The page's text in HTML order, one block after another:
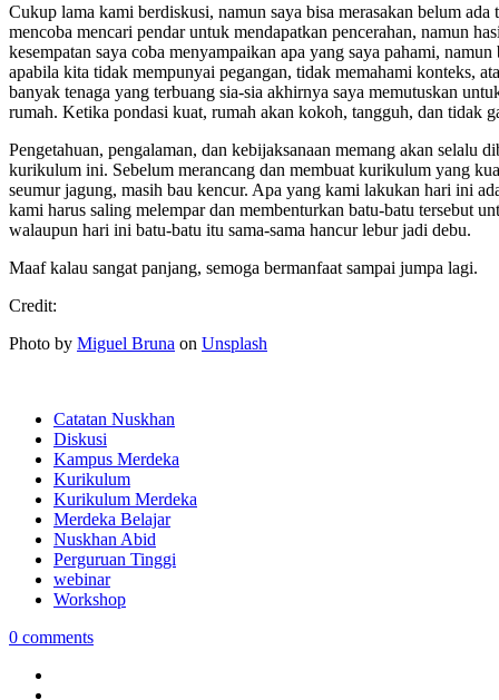
Cukup lama kami berdiskusi, namun saya bisa merasakan belum
mencoba mencari pendar untuk mendapatkan pencerahan, namun
kesempatan saya coba menyampaikan apa yang saya pahami,
apabila kita tidak mempunyai pegangan, tidak memahami konteks,
banyak tenaga yang terbuang sia-sia akhirnya saya memutuskan
rumah. Ketika pondasi kuat, rumah akan kokoh, tangguh, dan tidak
Pengetahuan, pengalaman, dan kebijaksanaan memang akan
kurikulum ini. Sebelum merancang dan membuat kurikulum yang
seumur jagung, masih bau kencur. Apa yang kami lakukan hari ini
kami harus saling melempar dan membenturkan batu-batu tersebut
walaupun hari ini batu-batu itu sama-sama hancur lebur jadi debu.
Maaf kalau sangat panjang, semoga bermanfaat sampai jumpa lagi.
Credit:
Photo by Miguel Bruna on Unsplash
Catatan Nuskhan
Diskusi
Kampus Merdeka
Kurikulum
Kurikulum Merdeka
Merdeka Belajar
Nuskhan Abid
Perguruan Tinggi
webinar
Workshop
0 comments